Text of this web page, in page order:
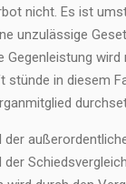
nicht. Es ist
unzulässige
Gegenleistung wird
stünde in diesem